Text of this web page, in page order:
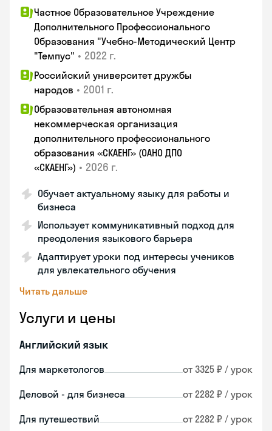
Частное Образовательное Учреждение
Дополнительного Профессионального
Образования "Учебно-Методический Центр
"Темпус" • 2022 г.
Российский университет дружбы
народов • 2001 г.
Образовательная автономная
некоммерческая организация
дополнительного профессионального
образования «СКАЕНГ» (ОАНО ДПО
«СКАЕНГ») • 2026 г.
Обучает актуальному языку для работы и
бизнеса
Использует коммуникативный подход для
преодоления языкового барьера
Адаптирует уроки под интересы учеников
для увлекательного обучения
Читать дальше
Услуги и цены
Английский язык
Для маркетологов от 3325 ₽ / урок
Деловой - для бизнеса от 2282 ₽ / урок
Для путешествий от 2282 ₽ / урок